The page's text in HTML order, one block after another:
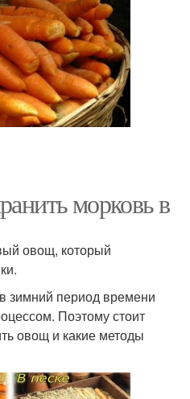
морковь в
овощ, который
зимний период времени
Поэтому стоит
овощ и какие методы